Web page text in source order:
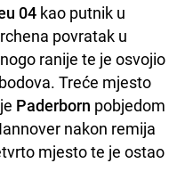
04 kao putnik u
povratak u
ranije te je osvojio
Treće mjesto
Paderborn pobjedom
nakon remija
mjesto te je ostao